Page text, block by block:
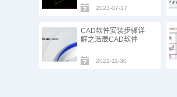
2023-07-17
CAD软件安装步骤详
解之浩辰CAD软件
2021-11-30